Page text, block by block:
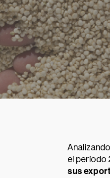
el período
sus